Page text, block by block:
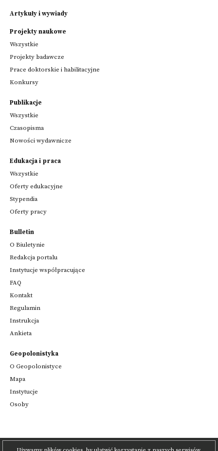
Artykuły i wywiady
Projekty naukowe
Wszystkie
Projekty badawcze
Prace doktorskie i habilitacyjne
Konkursy
Publikacje
Wszystkie
Czasopisma
Nowości wydawnicze
Edukacja i praca
Wszystkie
Oferty edukacyjne
Stypendia
Oferty pracy
Bulletin
O Biuletynie
Redakcja portalu
Instytucje współpracujące
FAQ
Kontakt
Regulamin
Instrukcja
Ankieta
Geopolonistyka
O Geopolonistyce
Mapa
Instytucje
Osoby